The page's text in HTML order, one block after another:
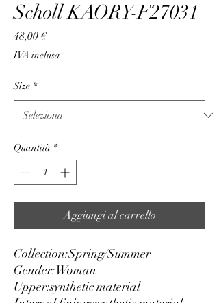
Scholl KAORY-F27031
48,00 €Prezzo
IVA inclusa
Size *
Quantità *
Aggiungi al carrello
Collection:Spring/Summer
Gender:Woman
Upper:synthetic material